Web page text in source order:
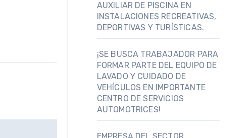
AUXILIAR DE PISCINA EN
INSTALACIONES RECREATIVAS,
DEPORTIVAS Y TURÍSTICAS.
¡SE BUSCA TRABAJADOR PARA
FORMAR PARTE DEL EQUIPO DE
LAVADO Y CUIDADO DE
VEHÍCULOS EN IMPORTANTE
CENTRO DE SERVICIOS
AUTOMOTRICES!